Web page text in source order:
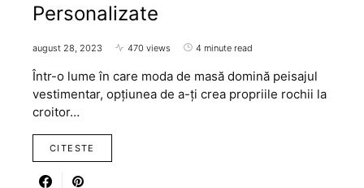
Personalizate
august 28, 2023 470 views 4 minute read
Într-o lume în care moda de masă domină peisajul
vestimentar, opțiunea de a-ți crea propriile rochii la
croitor…
CITESTE